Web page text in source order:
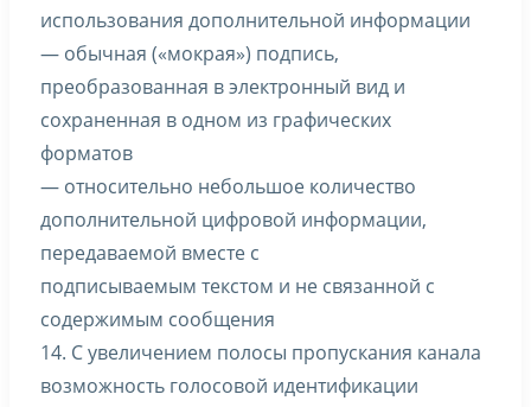
использования дополнительной информации
— обычная («мокрая») подпись,
преобразованная в электронный вид и
сохраненная в одном из графических
форматов
— относительно небольшое количество
дополнительной цифровой информации,
передаваемой вместе с
подписываемым текстом и не связанной с
содержимым сообщения
14. С увеличением полосы пропускания канала
возможность голосовой идентификации